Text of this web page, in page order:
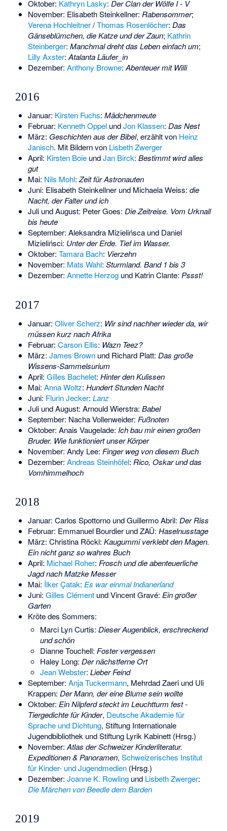
Oktober: Kathryn Lasky: Der Clan der Wölfe I - V
November: Elisabeth Steinkellner: Rabensommer;
Verena Hochleitner/Thomas Rosenlöcher: Das
Gänseblümchen, die Katze und der Zaun; Kathrin
Steinberger: Manchmal dreht das Leben einfach um;
Lilly Axster: Atalanta Läufer_in
Dezember: Anthony Browne: Abenteuer mit Willi
2016
Januar: Kirsten Fuchs: Mädchenmeute
Februar: Kenneth OppelundJon Klassen: Das Nest
März: Geschichten aus der Bibel, erzählt von Heinz
Janisch. Mit Bildern von Lisbeth Zwerger
April: Kirsten BoieundJan Birck: Bestimmt wird alles
gut
Mai: Nils Mohl:Zeit für Astronauten
Juni: Elisabeth Steinkellnerund Michaela Weiss: die
Nacht, der Falter und ich
Juli und August: Peter Goes: Die Zeitreise. Vom Urknall
bis heute
September: Aleksandra Mizielińscaund Daniel
Mizielińsci: Unter der Erde. Tief im Wasser.
Oktober: Tamara Bach: Vierzehn
November: Mats Wahl: Sturmland. Band 1 bis 3
Dezember: Annette Herzogund Katrin Clante: Pssst!
2017
Januar: Oliver Scherz: Wir sind nachher wieder da, wir
müssen kurz nach Afrika
Februar: Carson Ellis: Wazn Teez?
März: James Brownund Richard Platt: Das große
Wissens-Sammelsurium
April: Gilles Bachelet: Hinter den Kulissen
Mai: Anna Woltz: Hundert Stunden Nacht
Juni: Flurin Jecker: Lanz
Juli und August: Arnould Wierstra: Babel
September: Nacha Vollenweider: Fußnoten
Oktober: Anais Vaugelade: Ich bau mir einen großen
Bruder. Wie funktioniert unser Körper
November: Andy Lee: Finger weg von diesem Buch
Dezember: Andreas Steinhöfel: Rico, Oskar und das
Vomhimmelhoch
2018
Januar: Carlos SpottornoundGuillermo Abril: Der Riss
Februar: Emmanuel BourdierundZAÜ: Haselnusstage
März: Christina Röckl: Kaugummi verklebt den Magen.
Ein nicht ganz so wahres Buch
April: Michael Roher: Frosch und die abenteuerliche
Jagd nach Matzke Messer
Mai: İlker Çatak: Es war einmal Indianerland
Juni: Gilles ClémentundVincent Gravé: Ein großer
Garten
Kröte des Sommers:
Marci Lyn Curtis:Dieser Augenblick, erschreckend
und schön
Dianne Touchell: Foster vergessen
Haley Long:Der nächstferne Ort
Jean Webster:Lieber Feind
September: Anja Tuckermann, Mehrdad Zaeriund Uli
Krappen: Der Mann, der eine Blume sein wollte
Oktober: Ein Nilpferd steckt im Leuchtturm fest -
Tiergedichte für Kinder, Deutsche Akademie für
Sprache und Dichtung, Stiftung Internationale
Jugendbibliothek und Stiftung Lyrik Kabinett (Hrsg.)
November: Atlas der Schweizer Kinderliteratur.
Expeditionen & Panoramen, Schweizerisches Institut
für Kinder- und Jugendmedien(Hrsg.)
Dezember: Joanne K. Rowlingund Lisbeth Zwerger:
Die Märchen von Beedle dem Barden
2019